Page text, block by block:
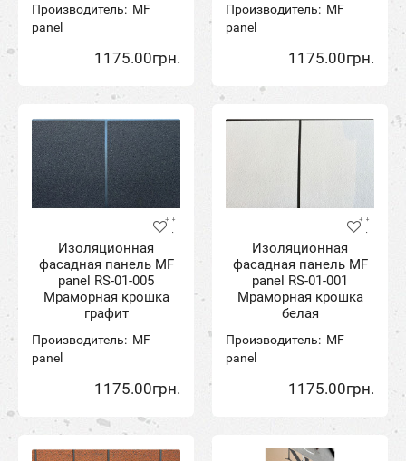
Производитель: MF
panel
1175.00грн.
Производитель: MF
panel
1175.00грн.
Изоляционная
фасадная панель MF
panel RS-01-005
Мраморная крошка
графит
Производитель: MF
panel
1175.00грн.
Изоляционная
фасадная панель MF
panel RS-01-001
Мраморная крошка
белая
Производитель: MF
panel
1175.00грн.